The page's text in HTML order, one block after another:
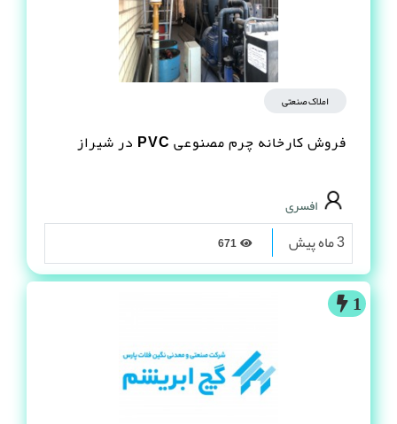
املاک صنعتی
فروش کارخانه چرم مصنوعى PVC در شیراز
افسری
3 ماه پیش
1